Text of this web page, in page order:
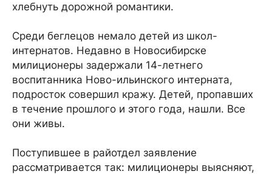
хлебнуть дорожной романтики.
Среди беглецов немало детей из школ-
интернатов. Недавно в Новосибирске
милиционеры задержали 14-летнего
воспитанника Ново-ильинского интерната,
подросток совершил кражу. Детей, пропавших
в течение прошлого и этого года, нашли. Все
они живы.
Поступившее в райотдел заявление
рассматривается так: милиционеры выясняют,